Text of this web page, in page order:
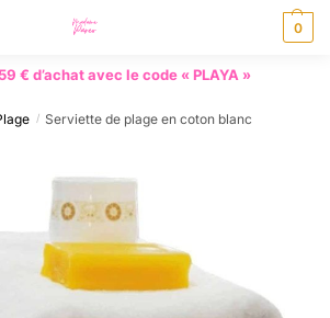
0
€ d’achat avec le code « PLAYA »
/ Serviette de plage en coton blanc